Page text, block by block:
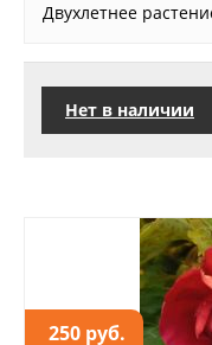
Двухлетнее
Нет в наличии
250 руб.